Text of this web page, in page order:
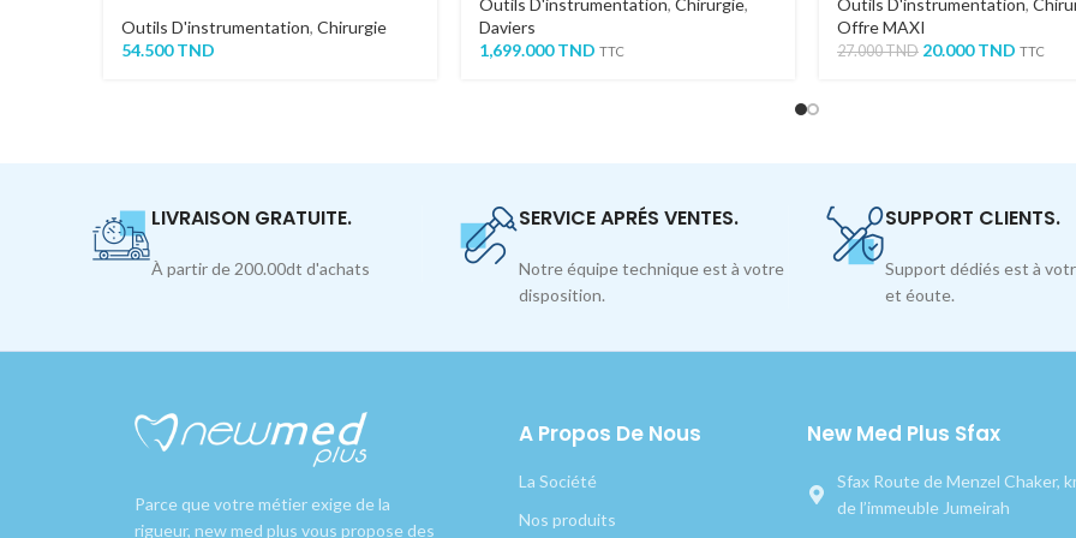
Outils D'instrumentation, Chirurgie
54.500TND
Outils D'instrumentation, Chirurgie,
Daviers
1,699.000TND TTC
Outils D'instrumentation,
Offre MAXI
27.000TND 20.000TND TTC
LIVRAISON GRATUITE.
À partir de 200.00dt d'achats
SERVICE APRÉS VENTES.
Notre équipe technique est à votre
disposition.
SUPPORT CLIENTS.
Support dédiés est à
et éoute.
Parce que votre métier exige de la
rigueur, new med plus vous propose des
A Propos De Nous
La Société
Nos produits
New Med Plus Sfax
Sfax Route de Menzel Chaker,
de l’immeuble Jumeirah